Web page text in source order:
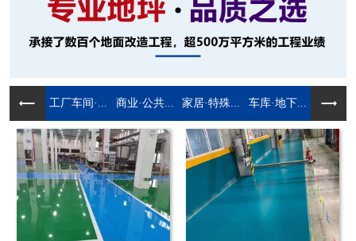
工厂车间·... 商业·公共... 家居·特殊... 车库·地下...